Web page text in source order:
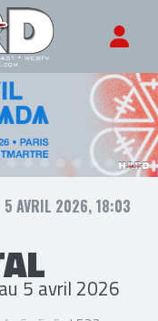
5 AVRIL 2026, 18:03
5 avril 2026